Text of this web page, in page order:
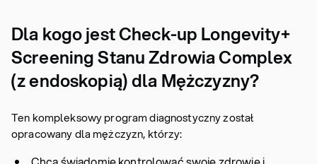
Dla kogo jest Check-up Longevity+
Screening Stanu Zdrowia Complex
(z endoskopią) dla Mężczyzny?
Ten kompleksowy program diagnostyczny został
opracowany dla mężczyzn, którzy: